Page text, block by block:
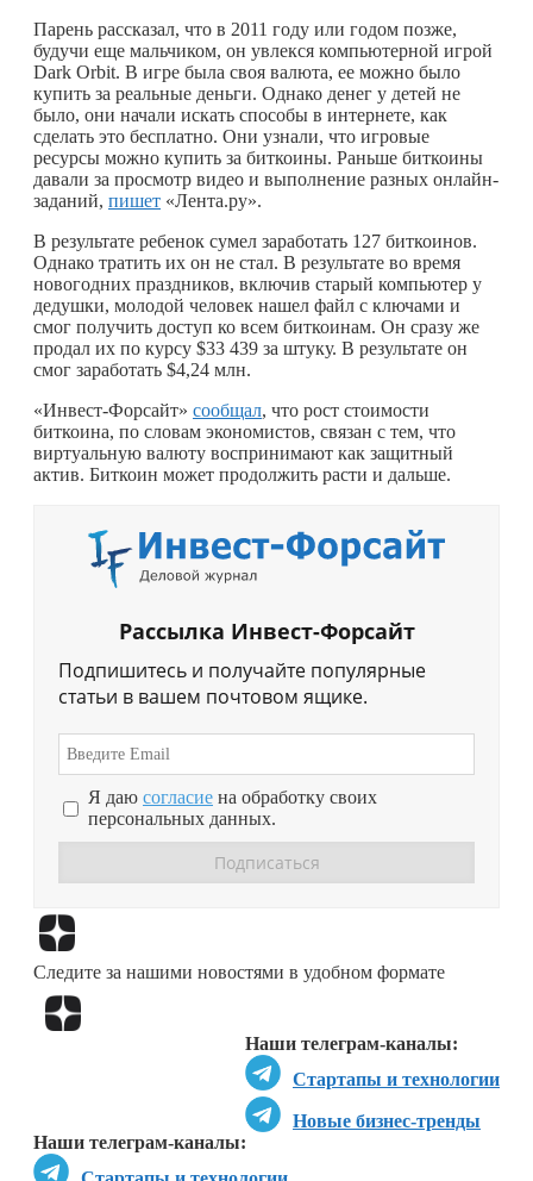
Парень рассказал, что в 2011 году или годом позже,
будучи еще мальчиком, он увлекся компьютерной игрой
Dark Orbit. В игре была своя валюта, ее можно было
купить за реальные деньги. Однако денег у детей не
было, они начали искать способы в интернете, как
сделать это бесплатно. Они узнали, что игровые
ресурсы можно купить за биткоины. Раньше биткоины
давали за просмотр видео и выполнение разных онлайн-
заданий, пишет «Лента.ру».
В результате ребенок сумел заработать 127 биткоинов.
Однако тратить их он не стал. В результате во время
новогодних праздников, включив старый компьютер у
дедушки, молодой человек нашел файл с ключами и
смог получить доступ ко всем биткоинам. Он сразу же
продал их по курсу $33 439 за штуку. В результате он
смог заработать $4,24 млн.
«Инвест-Форсайт» сообщал, что рост стоимости
биткоина, по словам экономистов, связан с тем, что
виртуальную валюту воспринимают как защитный
актив. Биткоин может продолжить расти и дальше.
Рассылка Инвест-Форсайт
Подпишитесь и получайте популярные
статьи в вашем почтовом ящике.
Я даю согласие на обработку своих
персональных данных.
Следите за нашими новостями в удобном формате
Наши телеграм-каналы:
Стартапы и технологии
Новые бизнес-тренды
Наши телеграм-каналы: